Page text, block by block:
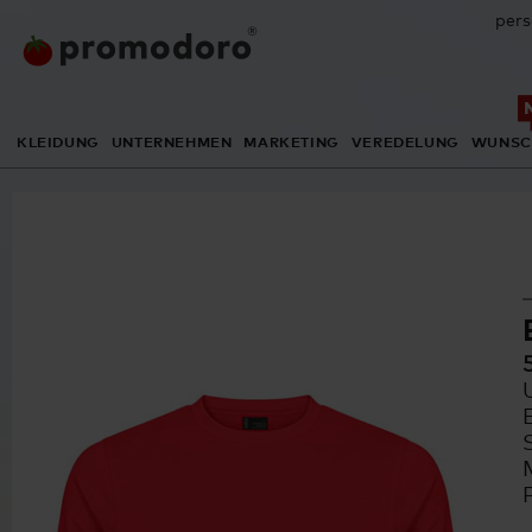
KLEIDUNG UNTERNEHMEN MARKETING VEREDELUNG